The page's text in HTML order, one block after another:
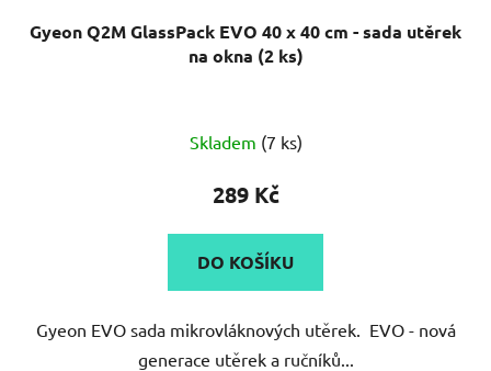
Gyeon Q2M GlassPack EVO 40 x 40 cm - sada utěrek
na okna (2 ks)
hodnocení
produktu
5,0
z
hvězdiček.
Skladem (7 ks)
289 Kč
DO KOŠÍKU
Gyeon EVO sada mikrovláknových utěrek. EVO - nová
generace utěrek a ručníků...